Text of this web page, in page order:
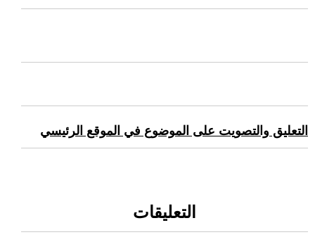
التعليق والتصويت على الموضوع في الموقع الرئيسي
التعليقات